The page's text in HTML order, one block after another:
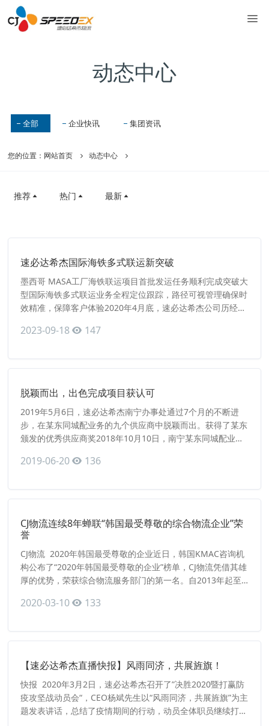
动态中心
全部 企业快讯 集团资讯
您的位置： 网站首页 动态中心
推荐 热门 最新
速必达希杰国际海铁多式联运新突破
墨西哥 MASA工厂海铁联运项目首批发运任务顺利完成突破大
型国际海铁多式联运业务全程定位跟踪，路径可视管理确保时
效精准，保障客户体验2020年4月底，速必达希杰公司历经数
谈判，直到最终成功中标，正式突破大型国际海铁多式联运业
5月3日开船， 5月18日到达美国LA港，从LA港接
2023-09-18 147
脱颖而出，出色完成项目获认可
2019年5月6日，速必达希杰南宁办事处通过7个月的不断进
步，在某东同城配业务的九个供应商中脱颖而出。获得了某东
颁发的优秀供应商奖2018年10月10日，南宁某东同城配业务
靠后，但是这些都不能使我们退怯，不服输的南宁办事处伙伴
罗宝、周清红、林芳裕积极与客户沟通，深入了解客户第一想
2019-06-20 136
CJ物流连续8年蝉联“韩国最受尊敬的综合物流企业”荣
誉
CJ物流 2020年韩国最受尊敬的企业近日，韩国KMAC咨询机
构公布了“2020年韩国最受尊敬的企业”榜单，CJ物流凭借其雄
厚的优势，荣获综合物流服务部门的第一名。自2013年起至
韩国具有代表性的物流企业，获得外界广泛的认可。注：韩国
展，提供专门的经营咨询服务。“韩国最受尊
2020-03-10 133
【速必达希杰直播快报】风雨同济，共展旌旗！
快报 2020年3月2日，速必达希杰召开了”决胜2020暨打赢防
疫攻坚战动员会“，CEO杨斌先生以“风雨同济，共展旌旗”为主
题发表讲话，总结了疫情期间的行动，动员全体职员继续打赢